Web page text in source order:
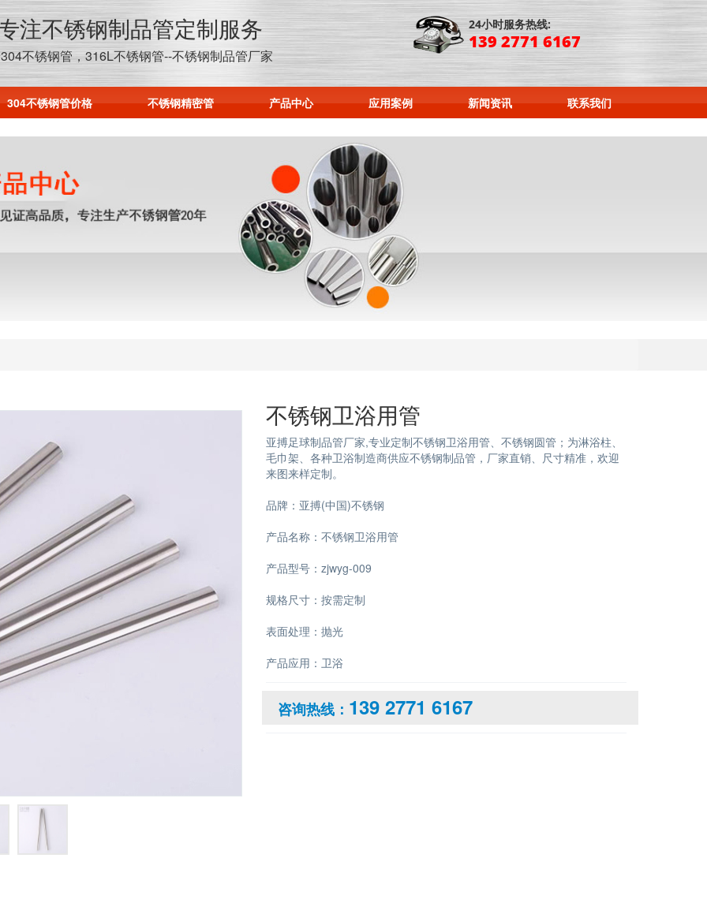
注不锈钢制品管定制服务
不锈钢管，316L不锈钢管--不锈钢制品管厂家
24小时服务热线:
139 2771 6167
304不锈钢管价格 不锈钢精密管 产品中心 应用案例 新闻资讯 联系我们
不锈钢卫浴用管
亚搏足球制品管厂家,专业定制不锈钢卫浴用管、不锈钢圆管；为淋浴柱、
毛巾架、各种卫浴制造商供应不锈钢制品管，厂家直销、尺寸精准，欢迎
来图来样定制。
品牌：亚搏(中国)不锈钢
产品名称：不锈钢卫浴用管
产品型号：zjwyg-009
规格尺寸：按需定制
表面处理：抛光
产品应用：卫浴
咨询热线： 139 2771 6167